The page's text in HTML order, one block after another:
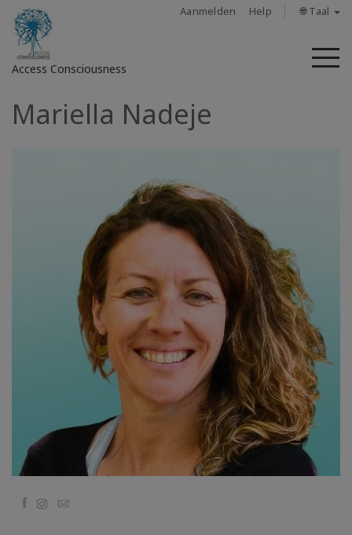
Aanmelden Help 🌐 Taal
Access Consciousness
Meld
Facilitators
Shop
More
Mariella Nadeje
FacebookEmail